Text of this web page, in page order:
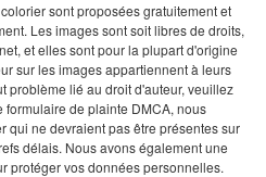
sont proposées gratuitement et
Les images sont soit libres de droits,
et elles sont pour la plupart d'origine
sur les images appartiennent à leurs
problème lié au droit d'auteur, veuillez
formulaire de plainte DMCA, nous
qui ne devraient pas être présentes sur
délais. Nous avons également une
protéger vos données personnelles.